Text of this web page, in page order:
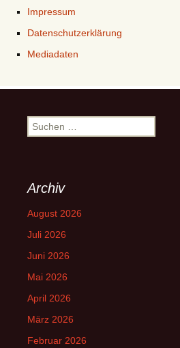
Impressum
Datenschutzerklärung
Mediadaten
Suchen
nach:
Archiv
August 2026
Juli 2026
Juni 2026
Mai 2026
April 2026
März 2026
Februar 2026